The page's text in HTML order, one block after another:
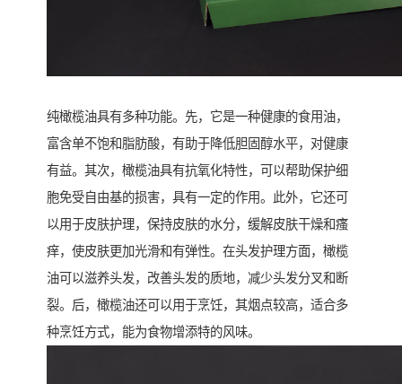
纯橄榄油具有多种功能。先，它是一种健康的食用油，
富含单不饱和脂肪酸，有助于降低胆固醇水平，对健康
有益。其次，橄榄油具有抗氧化特性，可以帮助保护细
胞免受自由基的损害，具有一定的作用。此外，它还可
以用于皮肤护理，保持皮肤的水分，缓解皮肤干燥和瘙
痒，使皮肤更加光滑和有弹性。在头发护理方面，橄榄
油可以滋养头发，改善头发的质地，减少头发分叉和断
裂。后，橄榄油还可以用于烹饪，其烟点较高，适合多
种烹饪方式，能为食物增添特的风味。